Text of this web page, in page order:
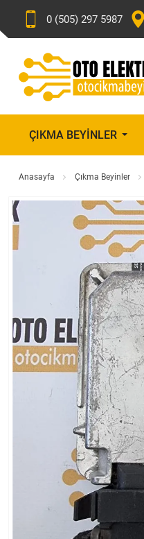
0 (505) 297 5987
ÇIKMA BEYINLER
Anasayfa Çıkma Beyinler